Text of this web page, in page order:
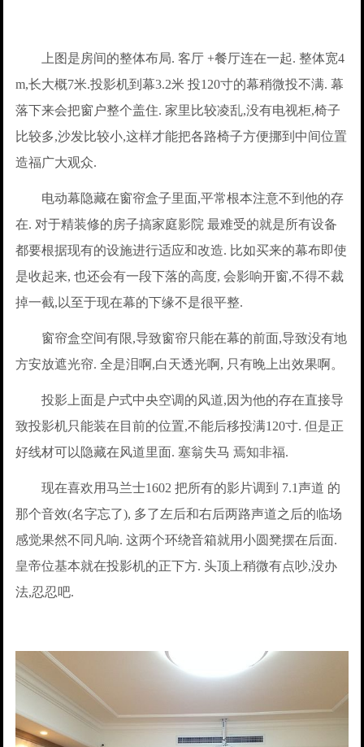
上图是房间的整体布局. 客厅 +餐厅连在一起. 整体宽4
m,长大概7米.投影机到幕3.2米 投120寸的幕稍微投不满. 幕
落下来会把窗户整个盖住. 家里比较凌乱,没有电视柜,椅子
比较多,沙发比较小,这样才能把各路椅子方便挪到中间位置
造福广大观众.
电动幕隐藏在窗帘盒子里面,平常根本注意不到他的存
在. 对于精装修的房子搞家庭影院 最难受的就是所有设备
都要根据现有的设施进行适应和改造. 比如买来的幕布即使
是收起来, 也还会有一段下落的高度, 会影响开窗,不得不裁
掉一截,以至于现在幕的下缘不是很平整.
窗帘盒空间有限,导致窗帘只能在幕的前面,导致没有地
方安放遮光帘. 全是泪啊,白天透光啊, 只有晚上出效果啊。
投影上面是户式中央空调的风道,因为他的存在直接导
致投影机只能装在目前的位置,不能后移投满120寸. 但是正
好线材可以隐藏在风道里面. 塞翁失马 焉知非福.
现在喜欢用马兰士1602 把所有的影片调到 7.1声道 的
那个音效(名字忘了), 多了左后和右后两路声道之后的临场
感觉果然不同凡响. 这两个环绕音箱就用小圆凳摆在后面.
皇帝位基本就在投影机的正下方. 头顶上稍微有点吵,没办
法,忍忍吧.